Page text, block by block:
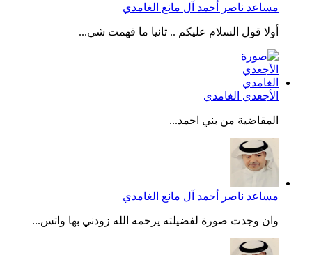
مساعد ناصر أحمد آل مانع الغامدي
أولا قول السلام عليكم .. ثانيا ما فهمت شي...
الأجعدي الغامدي
المقاضية من بني احمد...
مساعد ناصر أحمد آل مانع الغامدي
وان وجدت صورة لفضيلته يرحمه الله زودني بها واتس...